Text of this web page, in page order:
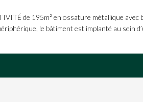
de 195m² en ossature métallique
le bâtiment est implanté au sein